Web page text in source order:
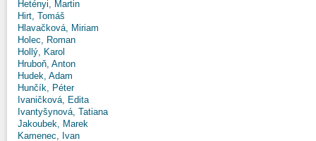
Hetényi, Martin
Hirt, Tomáš
Hlavačková, Miriam
Holec, Roman
Hollý, Karol
Hruboň, Anton
Hudek, Adam
Hunčík, Péter
Ivaničková, Edita
Ivantyšynová, Tatiana
Jakoubek, Marek
Kamenec, Ivan